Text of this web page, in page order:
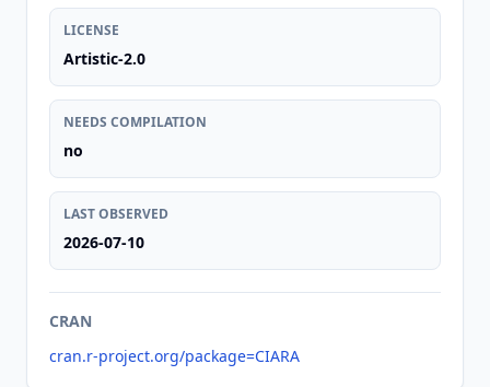
LICENSE
Artistic-2.0
NEEDS COMPILATION
no
LAST OBSERVED
2026-07-10
CRAN
cran.r-project.org/package=CIARA